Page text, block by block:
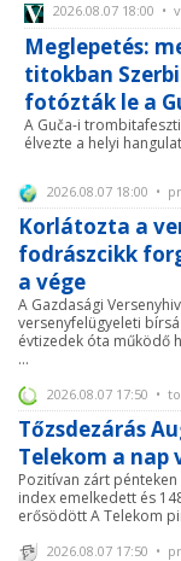
2026.08.07 18:00 •
Meglepetés:
titokban
fotózták le a
A Guča-i
élvezte a helyi
2026.08.07 18:00 •
Korlátozta a
fodrászcikk
a vége
A Gazdasági
versenyfelügyeleti
évtizedek óta működő
...
2026.08.07 17:50 •
Tőzsdezárás
Telekom a nap
Pozitívan zárt
index emelkedett és
erősödött A Telekom
2026.08.07 17:50 •